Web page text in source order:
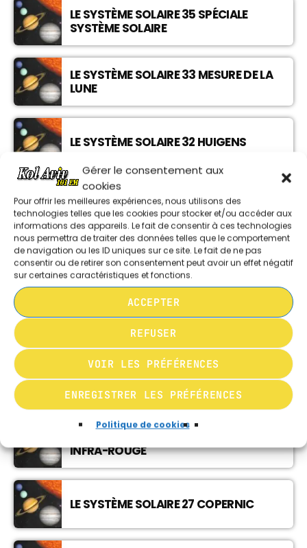
Gérer le consentement aux
cookies
Pour offrir les meilleures expériences, nous utilisons des
technologies telles que les cookies pour stocker et/ou accéder aux
informations des appareils. Le fait de consentir à ces technologies
nous permettra de traiter des données telles que le comportement
de navigation ou les ID uniques sur ce site. Le fait de ne pas
consentir ou de retirer son consentement peut avoir un effet négatif
sur certaines caractéristiques et fonctions.
ACCEPTER
REFUSER
VOIR LES PRÉFÉRENCES
ENREGISTRER LES PRÉFÉRENCES
Politique de cookies
MUSIQUE
00:00 - 03:00
SAVEUR TRADITION ETC ..
10:00 - 10:30
LE SYSTÈME SOLAIRE 35 SPÉCIALE
SYSTÈME SOLAIRE
LE SYSTÈME SOLAIRE 33 MESURE DE LA
LUNE
LE SYSTÈME SOLAIRE 32 HUIGENS
LE SYSTÈME SOLAIRE 30 UNITÉS
ASTRONOMIQUES, HÉLIUM, VIRGO
LE SYSTÈME SOLAIRE 31 LUNETTE
ASTRONOMIQUE
LE SYSTÈME SOLAIRE 22 GROUPE LOCAL,
VOIR LOIN, VOYAGER DANS LE TEMPS
LE SYSTÈME SOLAIRE 29 HIPPARQUE VOILE
SOLAIRE
INFRA-ROUGE
LE SYSTÈME SOLAIRE 27 COPERNIC